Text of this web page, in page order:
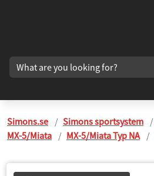
Simons.se Simons sportsystem
MX-5/Miata
MX-5/Miata Typ NA